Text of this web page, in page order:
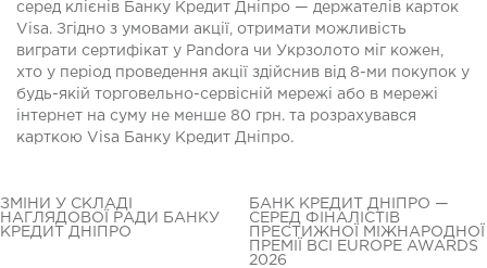
серед клієнів Банку Кредит Дніпро — держателів карток
Visa. Згідно з умовами акції, отримати можливість
виграти сертифікат у Pandora чи Укрзолото міг кожен,
хто у період проведення акції здійснив від 8-ми покупок у
будь-якій торговельно-сервісній мережі або в мережі
інтернет на суму не менше 80 грн. та розрахувався
карткою Visa Банку Кредит Дніпро.
ЗМІНИ У СКЛАДІ
НАГЛЯДОВОЇ РАДИ БАНКУ
КРЕДИТ ДНІПРО
БАНК КРЕДИТ ДНІПРО —
СЕРЕД ФІНАЛІСТІВ
ПРЕСТИЖНОЇ МІЖНАРОДНОЇ
ПРЕМІЇ BCI EUROPE AWARDS
2026